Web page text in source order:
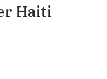
Haiti